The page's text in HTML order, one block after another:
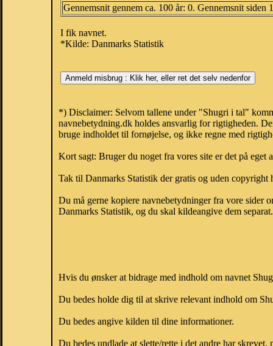
Gennemsnit gennem ca. 100 år: 0. Gennemsnit siden
I fik navnet.
*Kilde: Danmarks Statistik
*) Disclaimer: Selvom tallene under "Shugri i tal"
navnebetydning.dk holdes ansvarlig for rigtigheden.
bruge indholdet til fornøjelse, og ikke regne med
Kort sagt: Bruger du noget fra vores site er det på eget
Tak til Danmarks Statistik der gratis og uden copyright
Du må gerne kopiere navnebetydninger fra vore sider
Danmarks Statistik, og du skal kildeangive dem
Hvis du ønsker at bidrage med indhold om navnet
Du bedes holde dig til at skrive relevant indhold om
Du bedes angive kilden til dine informationer.
Du bedes undlade at slette/rette i det andre har